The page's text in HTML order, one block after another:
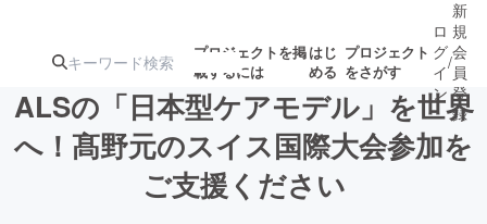
プロジェクトを掲
載するには
はじ
める
プロジェクト
をさがす
注目の新着プロ募集終了が近いプ
ロ
グ
イ
ン
/
新
規
会
員
登
録
ALSの「日本型ケアモデル」を世界
へ！髙野元のスイス国際大会参加を
ご支援ください